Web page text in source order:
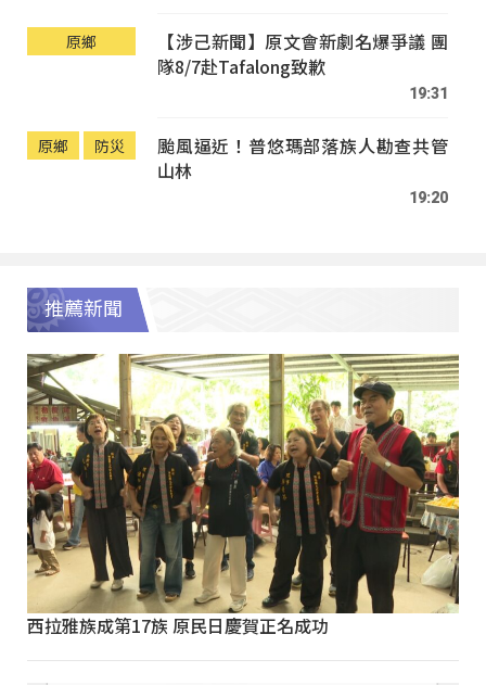
原鄉
【涉己新聞】原文會新劇名爆爭議 團
隊8/7赴Tafalong致歉
19:31
原鄉 防災
颱風逼近！普悠瑪部落族人勘查共管
山林
19:20
推薦新聞
西拉雅族成第17族 原民日慶賀正名成功